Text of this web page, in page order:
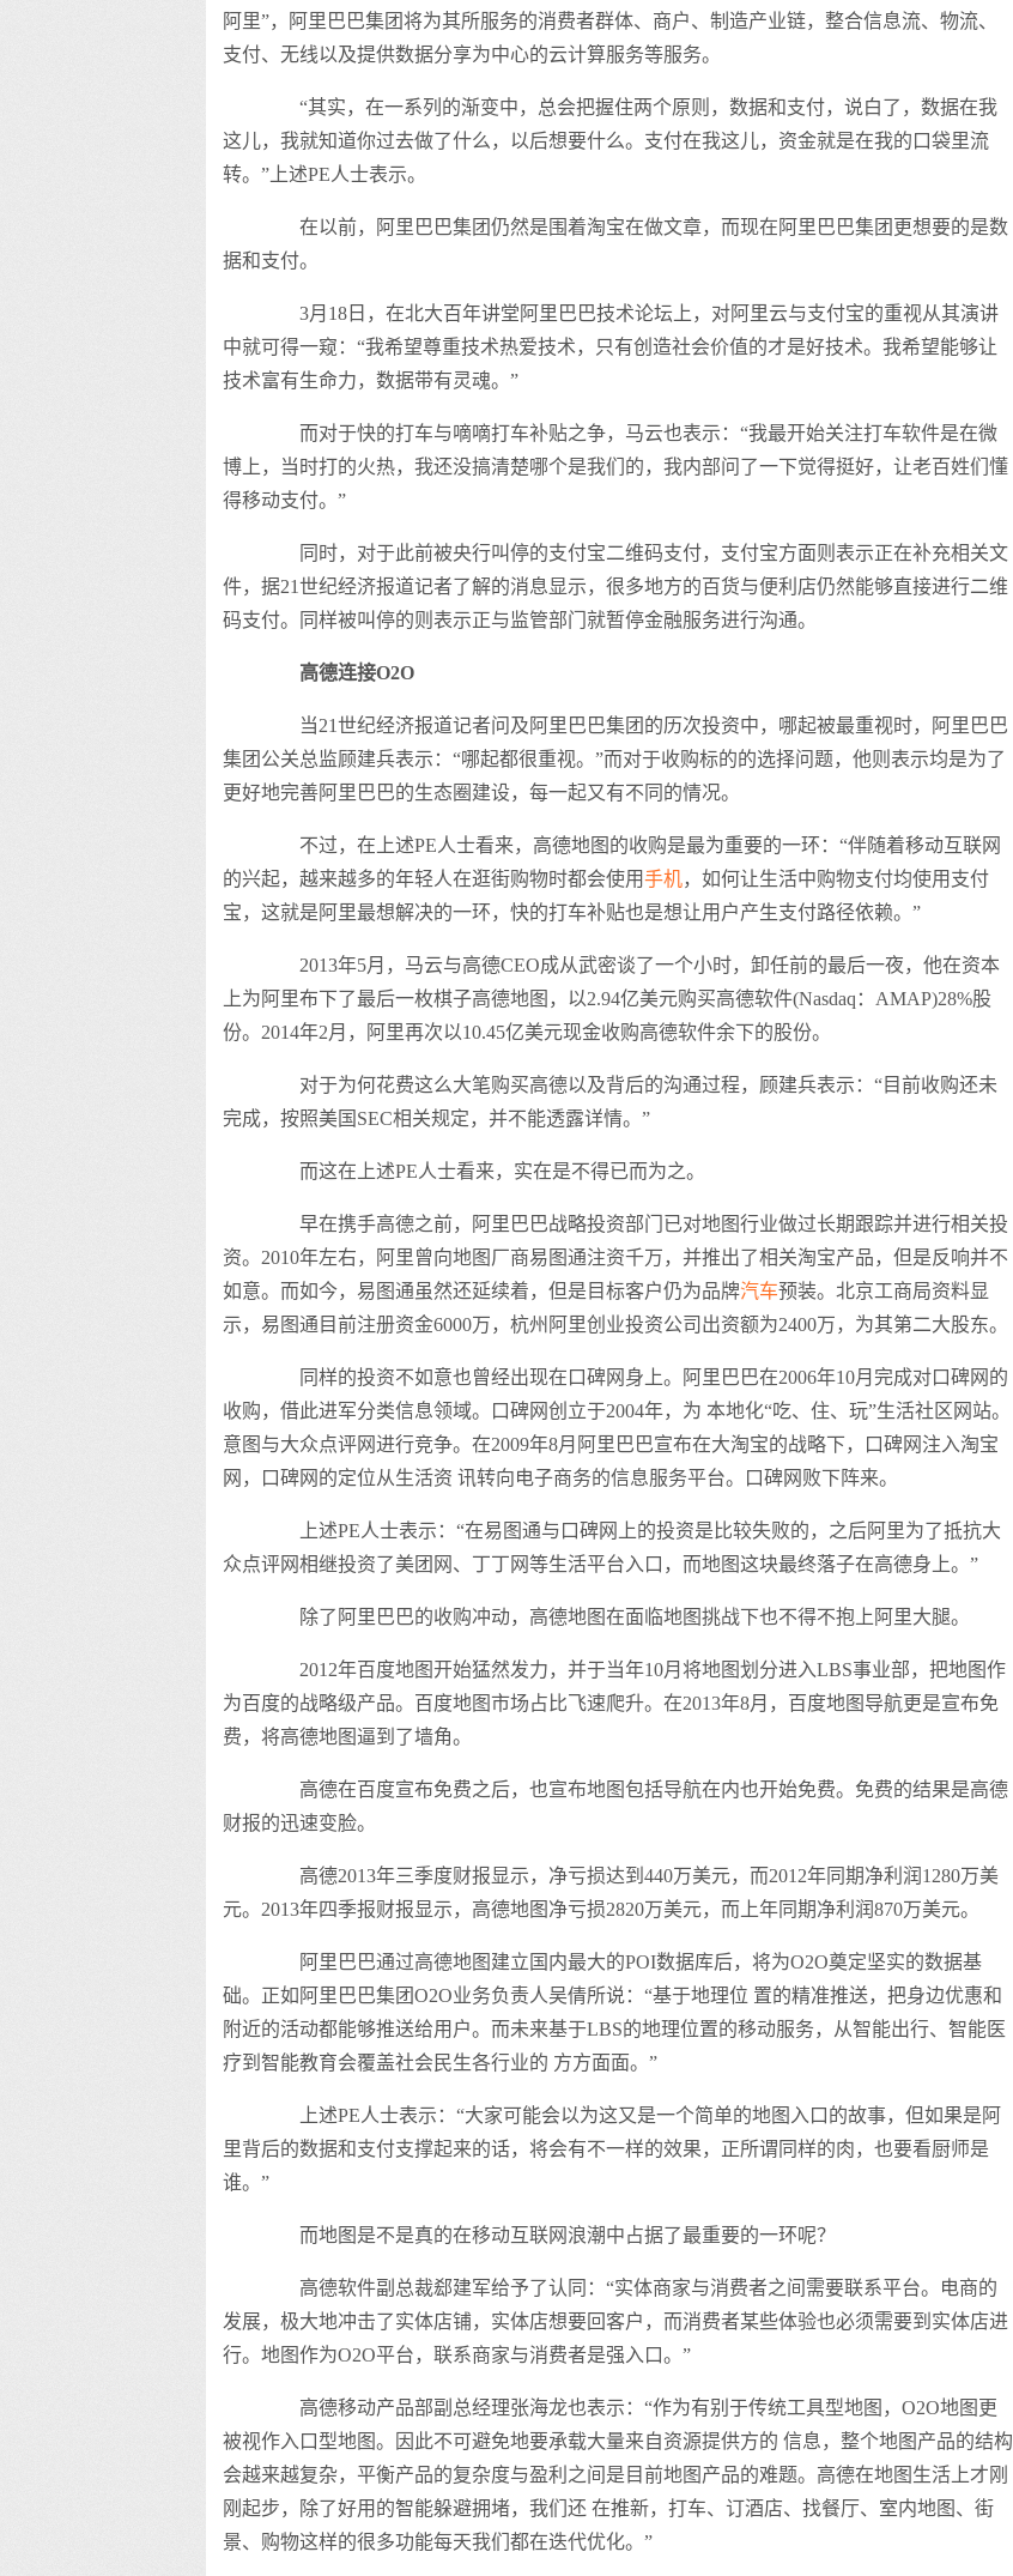
阿里”，阿里巴巴集团将为其所服务的消费者群体、商户、制造产业链，整合信息流、物流、
支付、无线以及提供数据分享为中心的云计算服务等服务。
“其实，在一系列的渐变中，总会把握住两个原则，数据和支付，说白了，数据在我
这儿，我就知道你过去做了什么，以后想要什么。支付在我这儿，资金就是在我的口袋里流
转。”上述PE人士表示。
在以前，阿里巴巴集团仍然是围着淘宝在做文章，而现在阿里巴巴集团更想要的是数
据和支付。
3月18日，在北大百年讲堂阿里巴巴技术论坛上，对阿里云与支付宝的重视从其演讲
中就可得一窥：“我希望尊重技术热爱技术，只有创造社会价值的才是好技术。我希望能够让
技术富有生命力，数据带有灵魂。”
而对于快的打车与嘀嘀打车补贴之争，马云也表示：“我最开始关注打车软件是在微
博上，当时打的火热，我还没搞清楚哪个是我们的，我内部问了一下觉得挺好，让老百姓们懂
得移动支付。”
同时，对于此前被央行叫停的支付宝二维码支付，支付宝方面则表示正在补充相关文
件，据21世纪经济报道记者了解的消息显示，很多地方的百货与便利店仍然能够直接进行二维
码支付。同样被叫停的则表示正与监管部门就暂停金融服务进行沟通。
高德连接O2O
当21世纪经济报道记者问及阿里巴巴集团的历次投资中，哪起被最重视时，阿里巴巴
集团公关总监顾建兵表示：“哪起都很重视。”而对于收购标的的选择问题，他则表示均是为了
更好地完善阿里巴巴的生态圈建设，每一起又有不同的情况。
不过，在上述PE人士看来，高德地图的收购是最为重要的一环：“伴随着移动互联网
的兴起，越来越多的年轻人在逛街购物时都会使用手机，如何让生活中购物支付均使用支付
宝，这就是阿里最想解决的一环，快的打车补贴也是想让用户产生支付路径依赖。”
2013年5月，马云与高德CEO成从武密谈了一个小时，卸任前的最后一夜，他在资本
上为阿里布下了最后一枚棋子高德地图，以2.94亿美元购买高德软件(Nasdaq：AMAP)28%股
份。2014年2月，阿里再次以10.45亿美元现金收购高德软件余下的股份。
对于为何花费这么大笔购买高德以及背后的沟通过程，顾建兵表示：“目前收购还未
完成，按照美国SEC相关规定，并不能透露详情。”
而这在上述PE人士看来，实在是不得已而为之。
早在携手高德之前，阿里巴巴战略投资部门已对地图行业做过长期跟踪并进行相关投
资。2010年左右，阿里曾向地图厂商易图通注资千万，并推出了相关淘宝产品，但是反响并不
如意。而如今，易图通虽然还延续着，但是目标客户仍为品牌汽车预装。北京工商局资料显
示，易图通目前注册资金6000万，杭州阿里创业投资公司出资额为2400万，为其第二大股东。
同样的投资不如意也曾经出现在口碑网身上。阿里巴巴在2006年10月完成对口碑网的
收购，借此进军分类信息领域。口碑网创立于2004年，为 本地化“吃、住、玩”生活社区网站。
意图与大众点评网进行竞争。在2009年8月阿里巴巴宣布在大淘宝的战略下，口碑网注入淘宝
网，口碑网的定位从生活资 讯转向电子商务的信息服务平台。口碑网败下阵来。
上述PE人士表示：“在易图通与口碑网上的投资是比较失败的，之后阿里为了抵抗大
众点评网相继投资了美团网、丁丁网等生活平台入口，而地图这块最终落子在高德身上。”
除了阿里巴巴的收购冲动，高德地图在面临地图挑战下也不得不抱上阿里大腿。
2012年百度地图开始猛然发力，并于当年10月将地图划分进入LBS事业部，把地图作
为百度的战略级产品。百度地图市场占比飞速爬升。在2013年8月，百度地图导航更是宣布免
费，将高德地图逼到了墙角。
高德在百度宣布免费之后，也宣布地图包括导航在内也开始免费。免费的结果是高德
财报的迅速变脸。
高德2013年三季度财报显示，净亏损达到440万美元，而2012年同期净利润1280万美
元。2013年四季报财报显示，高德地图净亏损2820万美元，而上年同期净利润870万美元。
阿里巴巴通过高德地图建立国内最大的POI数据库后，将为O2O奠定坚实的数据基
础。正如阿里巴巴集团O2O业务负责人吴倩所说：“基于地理位 置的精准推送，把身边优惠和
附近的活动都能够推送给用户。而未来基于LBS的地理位置的移动服务，从智能出行、智能医
疗到智能教育会覆盖社会民生各行业的 方方面面。”
上述PE人士表示：“大家可能会以为这又是一个简单的地图入口的故事，但如果是阿
里背后的数据和支付支撑起来的话，将会有不一样的效果，正所谓同样的肉，也要看厨师是
谁。”
而地图是不是真的在移动互联网浪潮中占据了最重要的一环呢？
高德软件副总裁郄建军给予了认同：“实体商家与消费者之间需要联系平台。电商的
发展，极大地冲击了实体店铺，实体店想要回客户，而消费者某些体验也必须需要到实体店进
行。地图作为O2O平台，联系商家与消费者是强入口。”
高德移动产品部副总经理张海龙也表示：“作为有别于传统工具型地图，O2O地图更
被视作入口型地图。因此不可避免地要承载大量来自资源提供方的 信息，整个地图产品的结构
会越来越复杂，平衡产品的复杂度与盈利之间是目前地图产品的难题。高德在地图生活上才刚
刚起步，除了好用的智能躲避拥堵，我们还 在推新，打车、订酒店、找餐厅、室内地图、街
景、购物这样的很多功能每天我们都在迭代优化。”